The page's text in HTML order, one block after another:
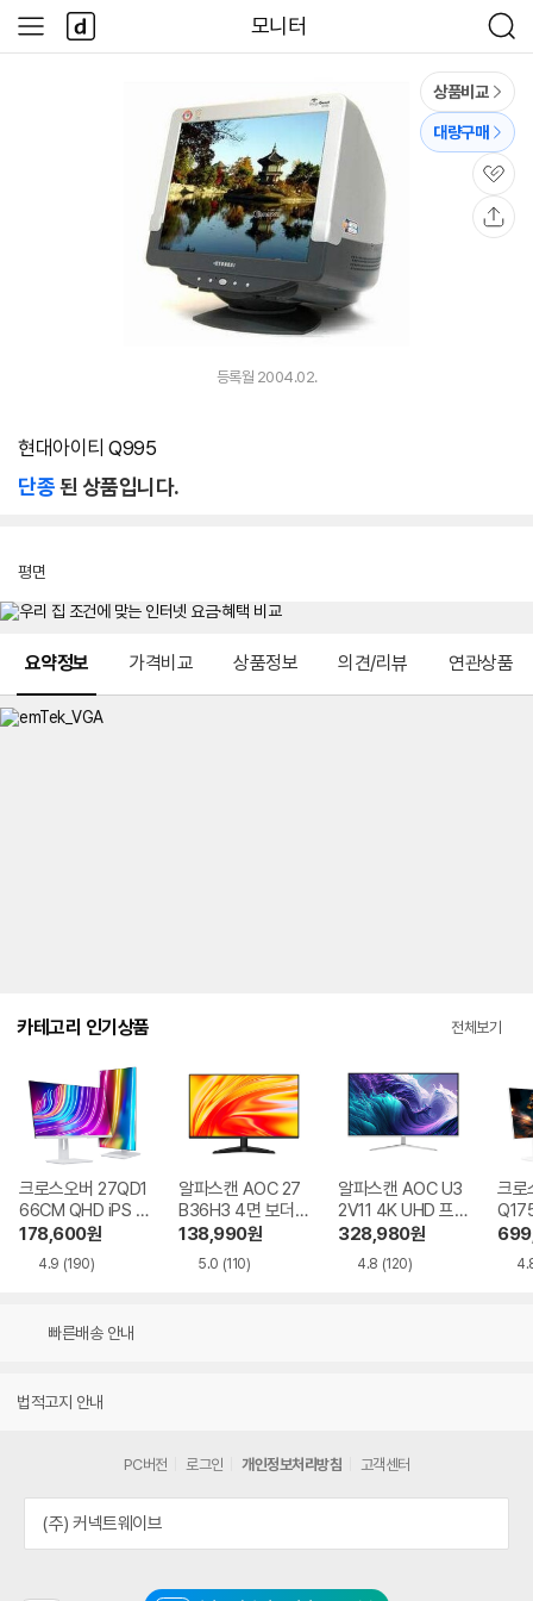
모니터
검
색
사
이
다
나
와
상품비교
대량구매
관
심
등록월 2004.02.
현대아이티 Q995
단종된 상품입니다.
평면
요약정보 가격비교 상품정보 의견/리뷰 연관상품
카테고리 인기상품 전체보기
크로스오버 27QD1
66CM QHD iPS U
SB-C 화이트 Ai 멀
티스탠드
178,600원
4.9 (190)
알파스캔 AOC 27
B36H3 4면 보더리
스 IPS 120 시력보
호 무결점
138,990원
5.0 (110)
알파스캔 AOC U3
2V11 4K UHD 프리
싱크 HDR 시력보호
무결점
328,980원
4.8 (120)
크로
Ai
빠른배송 안내
법적고지 안내
PC버전 로그인 개인정보처리방침 고객센터
(주) 커넥트웨이브